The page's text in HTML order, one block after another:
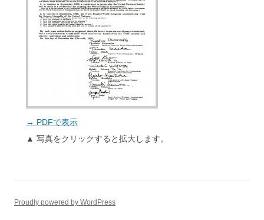
→ PDFで表示
▲ 写真をクリックすると拡大します。
Proudly powered by WordPress